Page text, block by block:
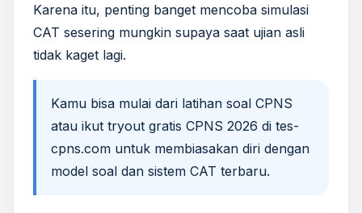
Karena itu, penting banget mencoba simulasi
CAT sesering mungkin supaya saat ujian asli
tidak kaget lagi.
Kamu bisa mulai dari latihan soal CPNS
atau ikut tryout gratis CPNS 2026 di tes-
cpns.comuntuk membiasakan diri dengan
model soal dan sistem CAT terbaru.